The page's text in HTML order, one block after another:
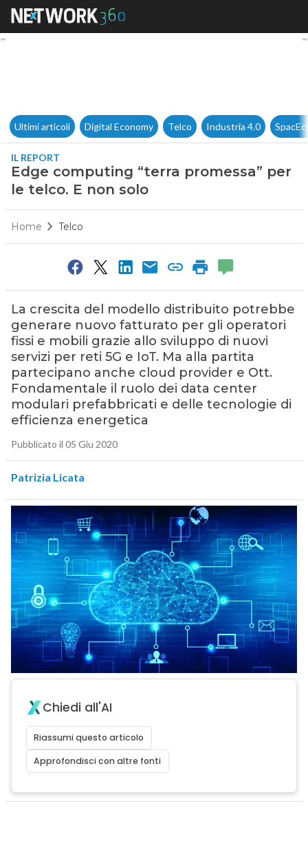
Edge computing “terra
Ultimi articoli Digital Economy Telco Industria 4.0
IL REPORT
Edge computing “terra promessa” per
le telco. E non solo
Home Telco
La crescita del modello distribuito potrebbe
generare nuovo fatturato per gli operatori
fissi e mobili grazie allo sviluppo di nuovi
servizi per reti 5G e IoT. Ma alla partita
partecipano anche cloud provider e Ott.
Fondamentale il ruolo dei data center
modulari prefabbricati e delle tecnologie di
efficienza energetica
Pubblicato il 05 Giu 2020
Patrizia Licata
Chiedi all'AI
Riassumi questo articolo
Approfondisci con altre fonti